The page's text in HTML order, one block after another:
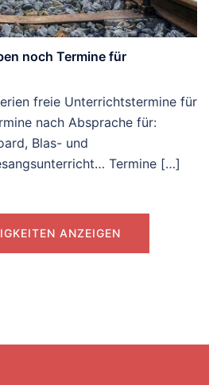
noch Termine für
freie Unterrichtstermine für
nach Absprache für:
Blas- und
Termine […]
ANZEIGEN